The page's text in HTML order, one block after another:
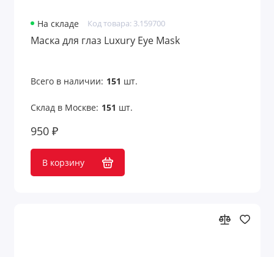
На складе Код товара: 3.159700
Маска для глаз Luxury Eye Mask
Всего в наличии: 151 шт.
Склад в Москве: 151 шт.
950 ₽
В корзину